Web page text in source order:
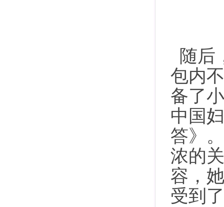
随后
包内
备了
中国
答》
浓的
容，
受到